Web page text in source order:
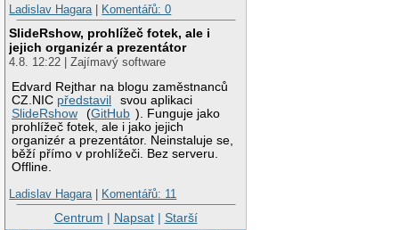
Ladislav Hagara| Komentářů: 0
SlideRshow, prohlížeč fotek, ale i
jejich organizér a prezentátor
4.8. 12:22 | Zajímavý software
Edvard Rejthar na blogu zaměstnanců
CZ.NIC představil
svou aplikaci
SlideRshow
(GitHub ). Funguje jako
prohlížeč fotek, ale i jako jejich
organizér a prezentátor. Neinstaluje se,
běží přímo v prohlížeči. Bez serveru.
Offline.
Ladislav Hagara| Komentářů: 11
Centrum | Napsat| Starší